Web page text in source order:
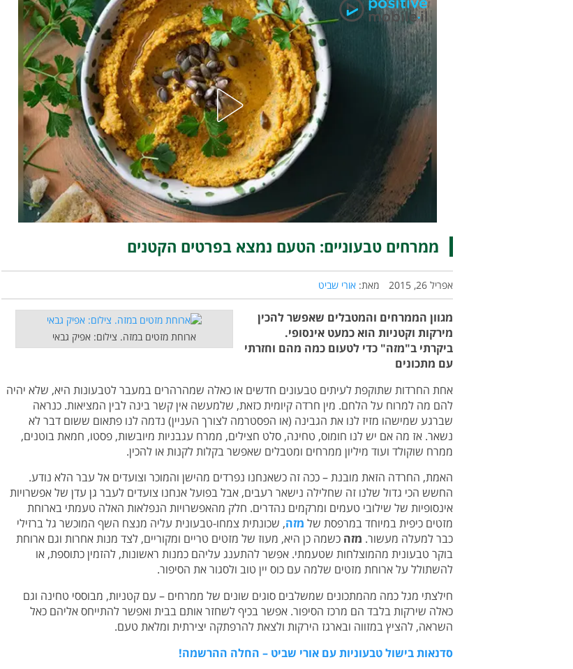
ממרחים טבעוניים: הטעם נמצא בפרטים הקטנים
אפריל 26, 2015 מאת: אורי שביט
ארוחת מזטים במזה. צילום: אפיק גבאי
מגוון הממרחים והמטבלים שאפשר להכין
מירקות וקטניות הוא כמעט אינסופי.
ביקרתי ב"מזה" כדי לטעום כמה מהם וחזרתי
עם מתכונים
אחת החרדות שתוקפת לעיתים טבעונים חדשים או כאלה שמהרהרים במעבר לטבעונות היא, שלא יהיה
להם מה למרוח על הלחם. מין חרדה קיומית כזאת, שלמעשה אין קשר בינה לבין המציאות. כנראה
שברגע שמישהו מזיז לנו את הגבינה (או הפסטרמה לצורך העניין) נדמה לנו פתאום ששום דבר לא
נשאר. אז מה אם יש לנו חומוס, טחינה, סלט חצילים, ממרח עגבניות מיובשות, פסטו, חמאת בוטנים,
ממרח שוקולד ועוד מיליון ממרחים ומטבלים שאפשר בקלות לקנות או להכין.
האמת, החרדה הזאת מובנת – ככה זה כשאנחנו נפרדים מהישן והמוכר וצועדים אל עבר הלא נודע.
החשש הכי גדול שלנו זה שחלילה נישאר רעבים, אבל בפועל אנחנו צועדים לעבר גן עדן של אפשרויות
אינסופיות של שילובי טעמים ומרקמים נהדרים. חלק מהאפשרויות הנפלאות האלה טעמתי בארוחת
מזטים כיפית במיוחד במרפסת של מזה, שכונתית צמחו-טבעונית עליה מנצח השף המוכשר גל ברזילי
כבר למעלה מעשור. מזה כשמה כן היא, מעוז של מזטים טריים ומקוריים, לצד מנות אחרות וגם ארוחת
בוקר טבעונית מהמוצלחות שטעמתי. אפשר להתענג עליהם כמנות ראשונות, להזמין כתוספת, או
להשתולל על ארוחת מזטים שלמה עם כוס יין טוב ולסגור את הסיפור.
חילצתי מגל כמה מהמתכונים שמשלבים סוגים שונים של ממרחים – עם קטניות, מבוססי טחינה וגם
כאלה שירקות בלבד הם מרכז הסיפור. אפשר בכיף לשחזר אותם בבית ואפשר להתייחס אליהם כאל
השראה, להציץ במזווה ובארגז הירקות ולצאת להרפתקה יצירתית ומלאת טעם.
סדנאות בישול טבעוניות עם אורי שביט – החלה ההרשמה!